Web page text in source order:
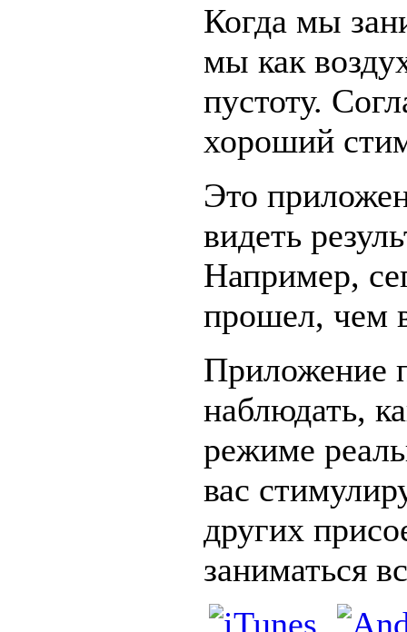
Когда мы
мы как
пустоту.
хороший
Это
видеть
Например,
прошел, чем
Приложение
наблюдать,
режиме
вас
других
заниматься